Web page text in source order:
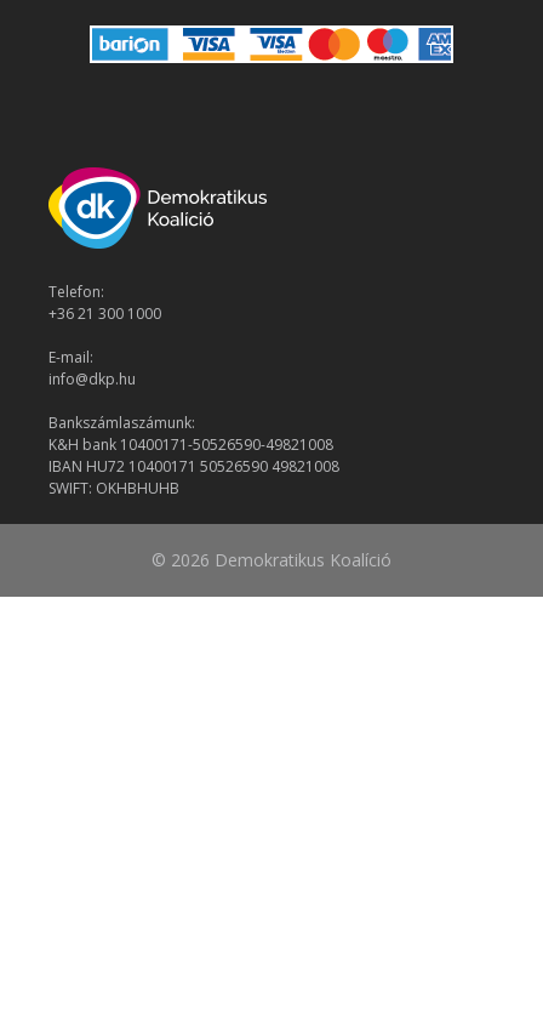
Telefon:
+36 21 300 1000
E-mail:
info@dkp.hu
Bankszámlaszámunk:
K&H bank 10400171-50526590-49821008
IBAN HU72 10400171 50526590 49821008
SWIFT: OKHBHUHB
© 2026 Demokratikus Koalíció